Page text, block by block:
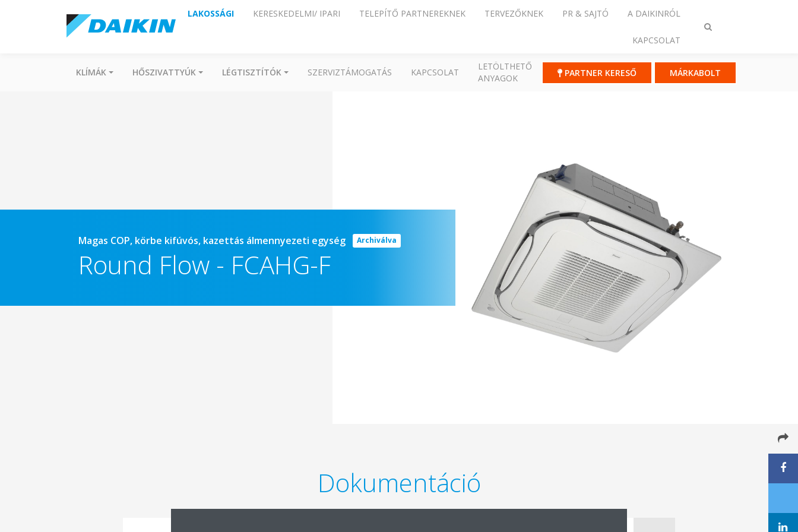
Keresés
LAKOSSÁGI KERESKEDELMI/ IPARI TELEPÍTŐ PARTNEREKNEK TERVEZŐKNEK PR & SAJTÓ A DAIKINRÓL
KAPCSOLAT
KLÍMÁK HŐSZIVATTYÚK LÉGTISZTÍTÓK SZERVIZTÁMOGATÁS KAPCSOLAT
LETÖLTHETŐ
ANYAGOK
PARTNER KERESŐ MÁRKABOLT
Magas COP, körbe kifúvós, kazettás álmennyezeti egység Archiválva
Round Flow - FCAHG-F
Dokumentáció